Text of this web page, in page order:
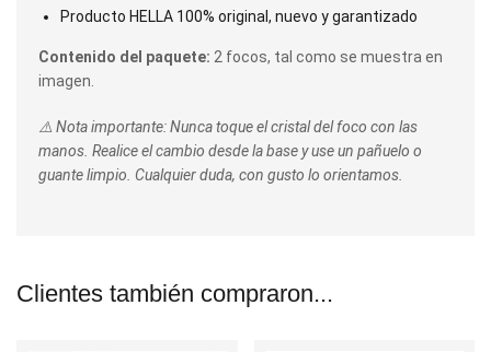
Producto HELLA 100% original, nuevo y garantizado
Contenido del paquete: 2 focos, tal como se muestra en
imagen.
⚠️ Nota importante: Nunca toque el cristal del foco con las
manos. Realice el cambio desde la base y use un pañuelo o
guante limpio. Cualquier duda, con gusto lo orientamos.
Clientes también compraron...